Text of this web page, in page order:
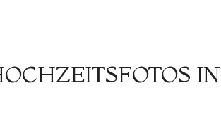
IN